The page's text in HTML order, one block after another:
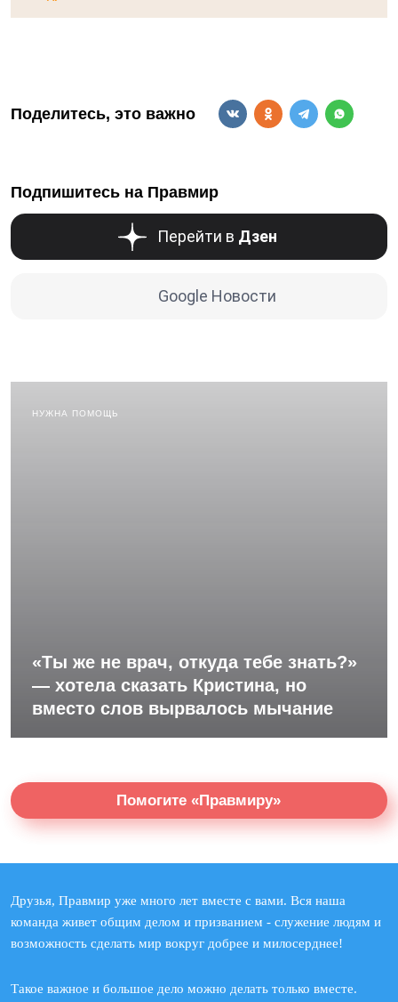
Поделитесь, это важно
Подпишитесь на Правмир
Перейти в Дзен
Google Новости
НУЖНА ПОМОЩЬ
«Ты же не врач, откуда тебе знать?»
— хотела сказать Кристина, но
вместо слов вырвалось мычание
Помогите «Правмиру»
Друзья, Правмир уже много лет вместе с вами. Вся наша
команда живет общим делом и призванием - служение людям и
возможность сделать мир вокруг добрее и милосерднее!
Такое важное и большое дело можно делать только вместе.